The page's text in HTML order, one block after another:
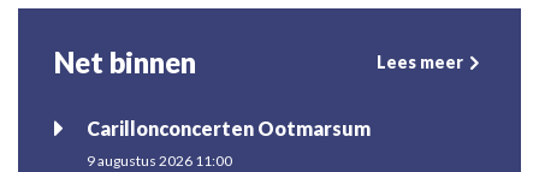
Net binnen Lees meer
Carillonconcerten Ootmarsum
9 augustus 2026 11:00